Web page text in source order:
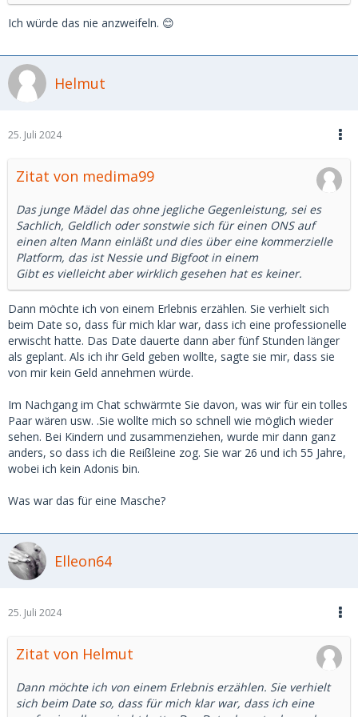
Ich würde das nie anzweifeln. 😊
Helmut
25. Juli 2024
Zitat von medima99
Das junge Mädel das ohne jegliche Gegenleistung, sei es
Sachlich, Geldlich oder sonstwie sich für einen ONS auf
einen alten Mann einläßt und dies über eine kommerzielle
Platform, das ist Nessie und Bigfoot in einem
Gibt es vielleicht aber wirklich gesehen hat es keiner.
Dann möchte ich von einem Erlebnis erzählen. Sie verhielt sich
beim Date so, dass für mich klar war, dass ich eine professionelle
erwischt hatte. Das Date dauerte dann aber fünf Stunden länger
als geplant. Als ich ihr Geld geben wollte, sagte sie mir, dass sie
von mir kein Geld annehmen würde.
Im Nachgang im Chat schwärmte Sie davon, was wir für ein tolles
Paar wären usw. .Sie wollte mich so schnell wie möglich wieder
sehen. Bei Kindern und zusammenziehen, wurde mir dann ganz
anders, so dass ich die Reißleine zog. Sie war 26 und ich 55 Jahre,
wobei ich kein Adonis bin.
Was war das für eine Masche?
Elleon64
25. Juli 2024
Zitat von Helmut
Dann möchte ich von einem Erlebnis erzählen. Sie verhielt
sich beim Date so, dass für mich klar war, dass ich eine